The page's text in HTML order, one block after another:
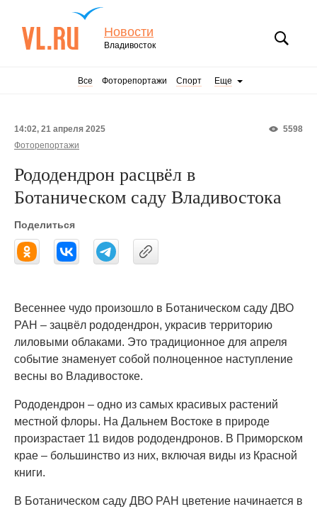
Новости
Владивосток
Все Фоторепортажи Спорт Еще
5598
14:02, 21 апреля 2025
Фоторепортажи
Рододендрон расцвёл в
Ботаническом саду Владивостока
Поделиться
Весеннее чудо произошло в Ботаническом саду ДВО
РАН – зацвёл рододендрон, украсив территорию
лиловыми облаками. Это традиционное для апреля
событие знаменует собой полноценное наступление
весны во Владивостоке.
Рододендрон – одно из самых красивых растений
местной флоры. На Дальнем Востоке в природе
произрастает 11 видов рододендронов. В Приморском
крае – большинство из них, включая виды из Красной
книги.
В Ботаническом саду ДВО РАН цветение начинается в